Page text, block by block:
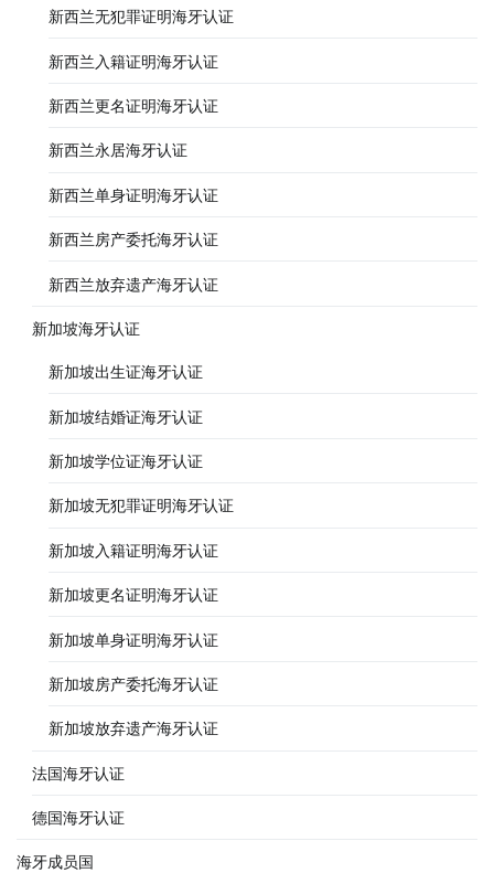
新西兰无犯罪证明海牙认证
新西兰入籍证明海牙认证
新西兰更名证明海牙认证
新西兰永居海牙认证
新西兰单身证明海牙认证
新西兰房产委托海牙认证
新西兰放弃遗产海牙认证
新加坡海牙认证
新加坡出生证海牙认证
新加坡结婚证海牙认证
新加坡学位证海牙认证
新加坡无犯罪证明海牙认证
新加坡入籍证明海牙认证
新加坡更名证明海牙认证
新加坡单身证明海牙认证
新加坡房产委托海牙认证
新加坡放弃遗产海牙认证
法国海牙认证
德国海牙认证
海牙成员国